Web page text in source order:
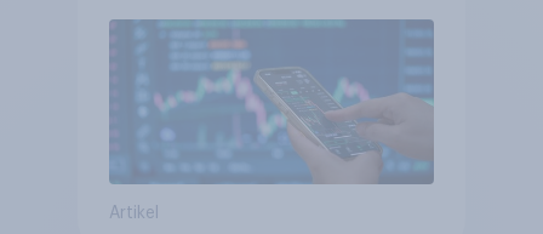
Artikel